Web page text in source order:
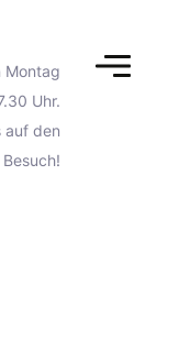
Montag
Uhr.
auf den
Besuch!